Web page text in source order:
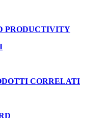
PRODUCTIVITY
CORRELATI